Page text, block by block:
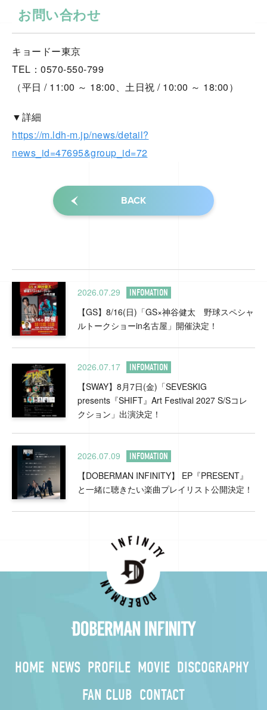
お問い合わせ
キョードー東京
TEL：0570-550-799
（平日 / 11:00 ～ 18:00、土日祝 / 10:00 ～ 18:00）
▼詳細
https://m.ldh-m.jp/news/detail?
news_id=47695&group_id=72
BACK
2026.07.29 INFOMATION
【GS】8/16(日)「GS×神谷健太 野球スペシャ
ルトークショーin名古屋」開催決定！
2026.07.17 INFOMATION
【SWAY】8月7日(金)「SEVESKIG
presents『SHIFT』Art Festival 2027 S/Sコレ
クション」出演決定！
2026.07.09 INFOMATION
【DOBERMAN INFINITY】 EP『PRESENT』
と一緒に聴きたい楽曲プレイリスト公開決定！
HOME NEWS PROFILE MOVIE DISCOGRAPHY
FAN CLUB CONTACT